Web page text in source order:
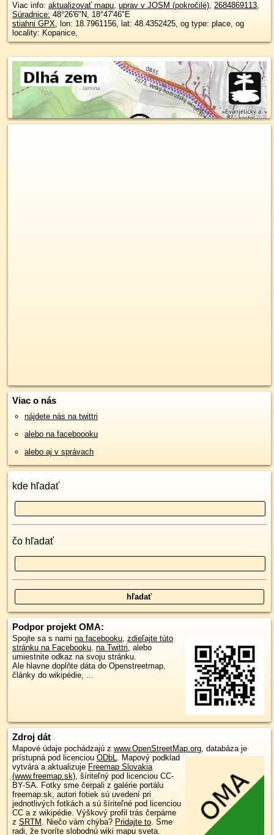
Viac info: aktualizovať mapu, uprav v JOSM (pokročilé), 2684869113,
Súradnice: 48°26'6"N, 18°47'46"E
stiahni GPX, lon: 18.7961156, lat: 48.4352425, og type: place, og
locality: Kopanice,
Viac o nás
nájdete nás na twittri
alebo na faceboooku
alebo aj v správach
kde hľadať
čo hľadať
Podpor projekt OMA:
Spojte sa s nami na facebooku, zdieľajte túto
stránku na Facebooku, na Twittri, alebo
umiestnite odkaz na svoju stránku.
Ale hlavne doplňte dáta do Openstreetmap,
články do wikipédie, ...
Zdroj dát
Mapové údaje pochádzajú z www.OpenStreetMap.org, databáza je
prístupná pod licenciou ODbL. Mapový podklad
vytvára a aktualizuje Freemap Slovakia
(www.freemap.sk), šíriteľný pod licenciou CC-
BY-SA. Fotky sme čerpali z galérie portálu
freemap.sk, autori fotiek sú uvedení pri
jednotlivých fotkách a sú šíriteľné pod licenciou
CC a z wikipédie. Výškový profil trás čerpáme
z SRTM . Niečo vám chýba? Pridajte to. Sme
radi, že tvoríte slobodnú wiki mapu sveta.